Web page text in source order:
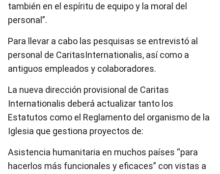
también en el espíritu de equipo y la moral del
personal”.
Para llevar a cabo las pesquisas se entrevistó al
personal de CaritasInternationalis, así como a
antiguos empleados y colaboradores.
La nueva dirección provisional de Caritas
Internationalis deberá actualizar tanto los
Estatutos como el Reglamento del organismo de la
Iglesia que gestiona proyectos de:
Asistencia humanitaria en muchos países “para
hacerlos más funcionales y eficaces” con vistas a